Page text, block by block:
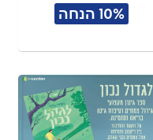
10% הנחה